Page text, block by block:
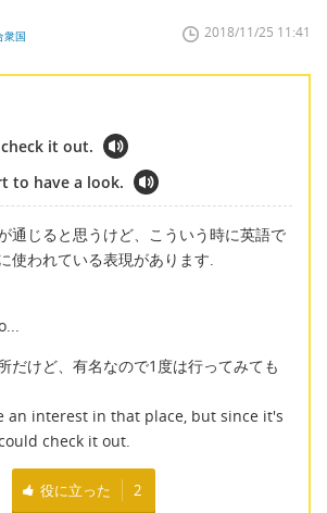
衆国 2018/11/25 11:41
it out.
to have a look.
通じると思うけど、こういう時に英語で
使われている表現があります.
だけど、有名なので1度は行ってみても
an interest in that place, but since it's
check it out.
役に立った 2